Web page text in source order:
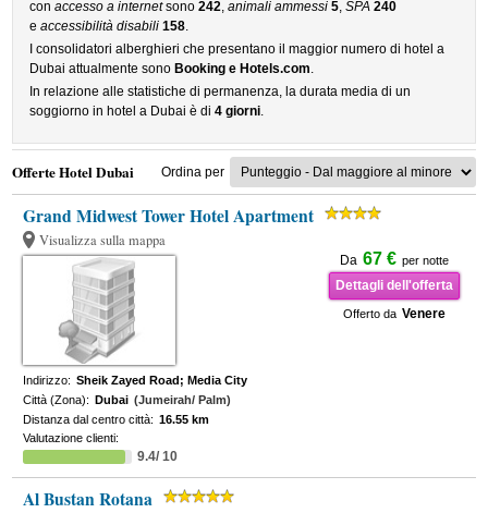
conaccesso a internetsono242,animali ammessi 5,SPA 240
eaccessibilità disabili 158.
I consolidatori alberghieri che presentano il maggior numero di hotel a
Dubai attualmente sono Booking e Hotels.com.
In relazione alle statistiche di permanenza, la durata media di un
soggiorno in hotel a Dubai è di4 giorni.
Offerte Hotel Dubai Ordina per
Grand Midwest Tower Hotel Apartment
Visualizza sulla mappa
Da 67 € per notte
Dettagli dell'offerta
Offerto da Venere
Indirizzo: Sheik Zayed Road; Media City
Città (Zona): Dubai (Jumeirah/ Palm)
Distanza dal centro città: 16.55 km
Valutazione clienti:
9.4/ 10
Al Bustan Rotana